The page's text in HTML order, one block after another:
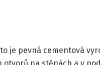
je pevná cementová